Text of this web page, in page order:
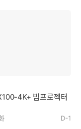
4K+ 빔프로젝터
D-1